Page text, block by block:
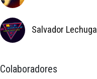
Salvador Lechuga
Colaboradores